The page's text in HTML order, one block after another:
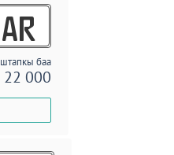
баа
22 000